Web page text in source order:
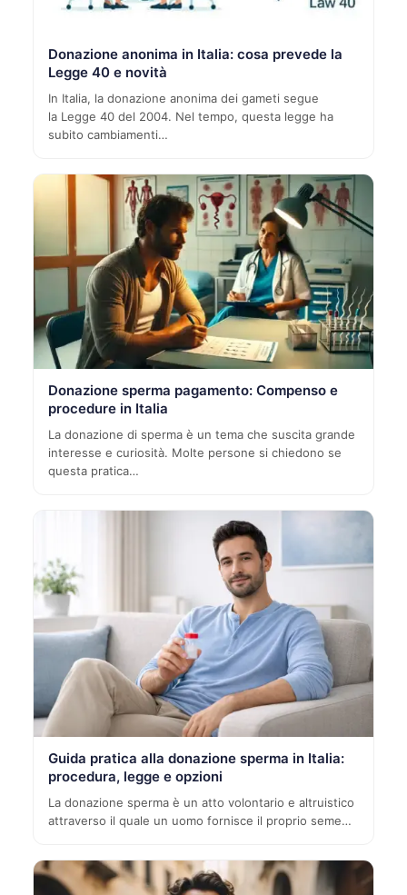
Donazione anonima in Italia: cosa prevede la
Legge 40 e novità
In Italia, la donazione anonima dei gameti segue
la Legge 40 del 2004. Nel tempo, questa legge ha
subito cambiamenti…
Donazione sperma pagamento: Compenso e
procedure in Italia
La donazione di sperma è un tema che suscita grande
interesse e curiosità. Molte persone si chiedono se
questa pratica…
Guida pratica alla donazione sperma in Italia:
procedura, legge e opzioni
La donazione sperma è un atto volontario e altruistico
attraverso il quale un uomo fornisce il proprio seme…